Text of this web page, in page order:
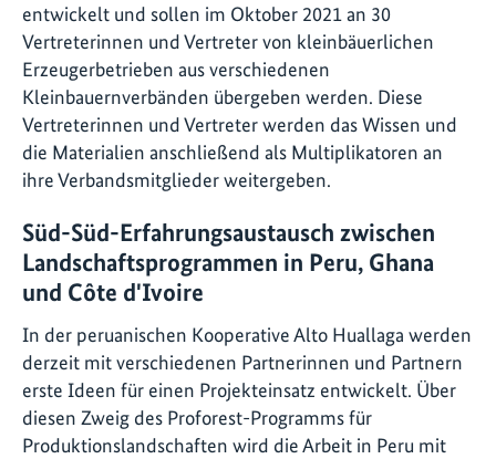
entwickelt und sollen im Oktober 2021 an 30
Vertreterinnen und Vertreter von kleinbäuerlichen
Erzeugerbetrieben aus verschiedenen
Kleinbauernverbänden übergeben werden. Diese
Vertreterinnen und Vertreter werden das Wissen und
die Materialien anschließend als Multiplikatoren an
ihre Verbandsmitglieder weitergeben.
Süd-Süd-Erfahrungsaustausch zwischen
Landschaftsprogrammen in Peru, Ghana
und Côte d'Ivoire
In der peruanischen Kooperative Alto Huallaga werden
derzeit mit verschiedenen Partnerinnen und Partnern
erste Ideen für einen Projekteinsatz entwickelt. Über
diesen Zweig des Proforest-Programms für
Produktionslandschaften wird die Arbeit in Peru mit